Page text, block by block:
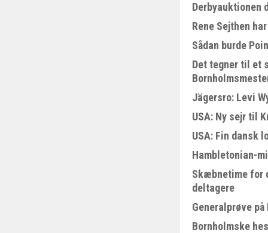
Derbyauktionen
Rene Sejthen
Sådan burde
Det tegner til et
Jägersro: Levi
USA: Ny sejr til
USA: Fin dansk
Hambletonian-
Skæbnetime for
deltagere
Generalprøve
Bornholmske